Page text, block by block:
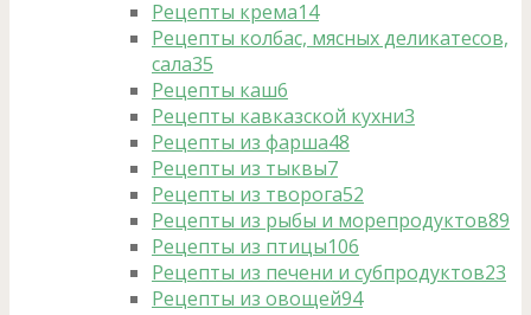
Рецепты крема14
Рецепты колбас, мясных деликатесов,
сала35
Рецепты каш6
Рецепты кавказской кухни3
Рецепты из фарша48
Рецепты из тыквы7
Рецепты из творога52
Рецепты из рыбы и морепродуктов89
Рецепты из птицы106
Рецепты из печени и субпродуктов23
Рецепты из овощей94